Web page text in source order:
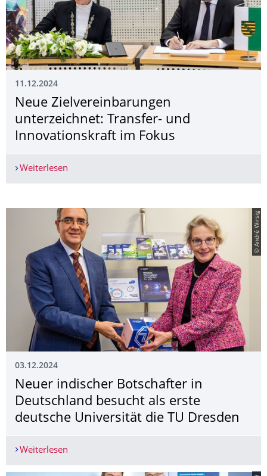
11.12.2024
Neue Zielvereinbarungen
unterzeichnet: Transfer- und
Innovationskraft im Fokus
Weiterlesen
© André Wirsig
03.12.2024
Neuer indischer Botschafter in
Deutschland besucht als erste
deutsche Universität die TU Dresden
Weiterlesen